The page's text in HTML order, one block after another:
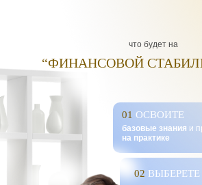
01 ОСВОИТЕ
базовые знания и
на практике
02 ВЫБЕРЕТЕ
что будет на
“ФИНАНСОВОЙ